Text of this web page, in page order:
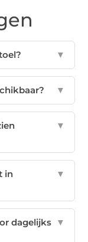
▼
▼
▼
in
▼
dagelijks
▼